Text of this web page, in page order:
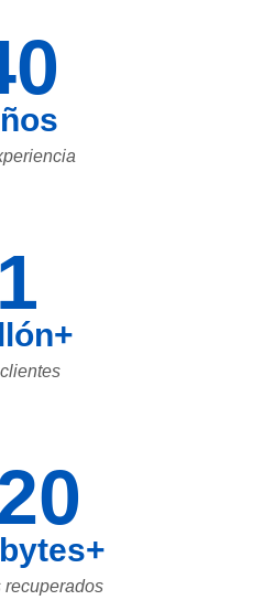
1
recuperados